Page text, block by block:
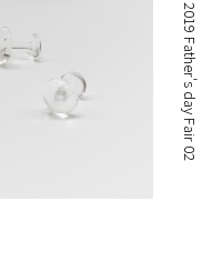
2019 Father's day Fair 02